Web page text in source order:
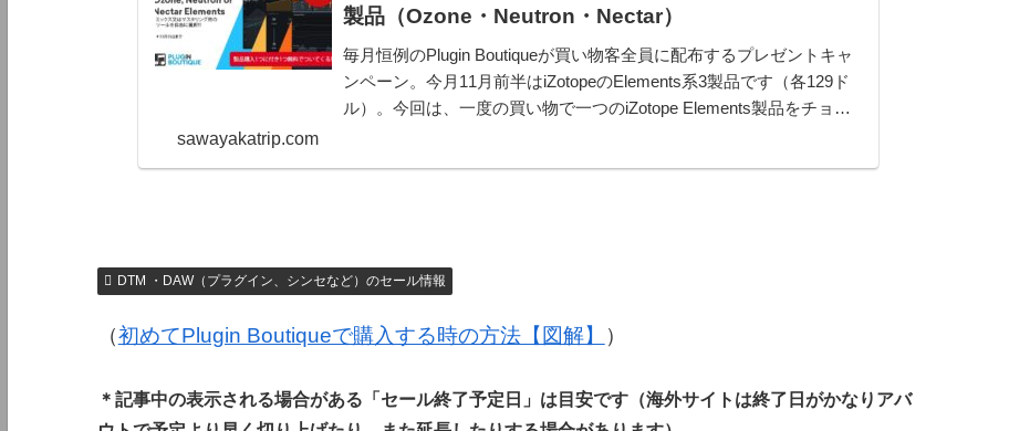
製品（Ozone・Neutron・Nectar）
毎月恒例のPlugin Boutiqueが買い物客全員に配布するプレゼントキャ
ンペーン。今月11月前半はiZotopeのElements系3製品です（各129ド
ル）。今回は、一度の買い物で一つのiZotope Elements製品をチョイ
sawayakatrip.com
DTM ・DAW（プラグイン、シンセなど）のセール情報
（初めてPlugin Boutiqueで購入する時の方法【図解】 ）
＊記事中の表示される場合がある「セール終了予定日」は目安です（海外サイトは終了日がかなりアバ